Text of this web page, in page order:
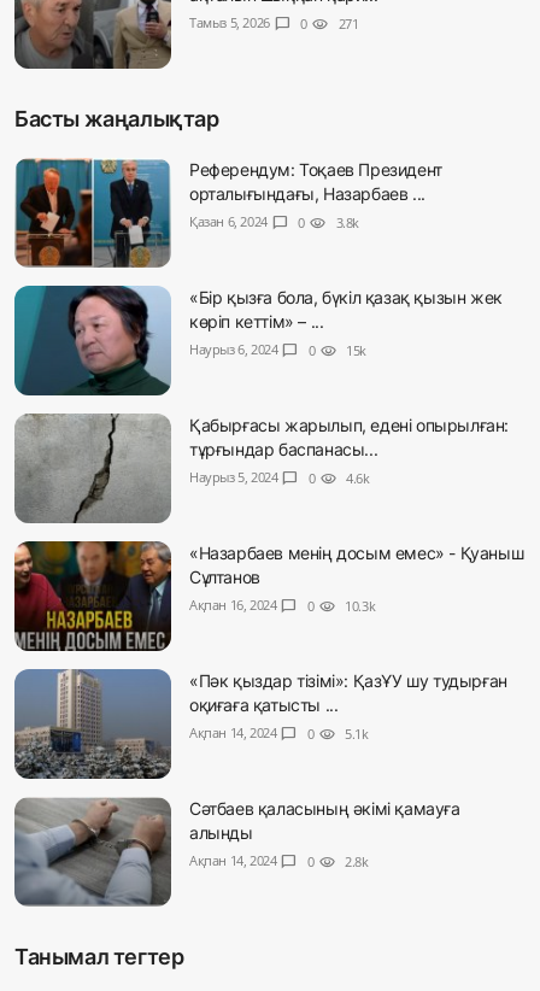
Тамыз 5, 2026 chat_bubble 0 visibility 271
Басты жаңалықтар
Референдум: Тоқаев Президент
орталығындағы, Назарбаев ...
Қазан 6, 2024 chat_bubble 0 visibility 3.8k
«Бір қызға бола, бүкіл қазақ қызын жек
көріп кеттім» – ...
Наурыз 6, 2024 chat_bubble 0 visibility 15k
Қабырғасы жарылып, едені опырылған:
тұрғындар баспанасы...
Наурыз 5, 2024 chat_bubble 0 visibility 4.6k
«Назарбаев менің досым емес» - Қуаныш
Сұлтанов
Ақпан 16, 2024 chat_bubble 0 visibility 10.3k
«Пәк қыздар тізімі»: ҚазҰУ шу тудырған
оқиғаға қатысты ...
Ақпан 14, 2024 chat_bubble 0 visibility 5.1k
Сәтбаев қаласының әкімі қамауға
алынды
Ақпан 14, 2024 chat_bubble 0 visibility 2.8k
Танымал тегтер